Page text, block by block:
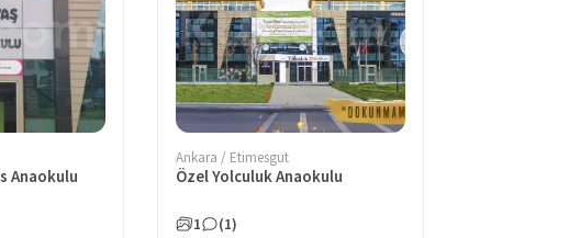
Anaokulu
Ankara / Etimesgut
Özel Yolculuk Anaokulu
1 (1)